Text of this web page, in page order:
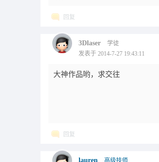
回复
3Dlaser
学徒
发表于 2014-7-27 19:43:11
大神作品哟，求交往
回复
lauren
高级技师